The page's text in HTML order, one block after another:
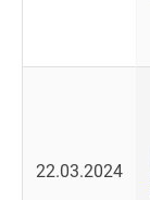
22.03.2024